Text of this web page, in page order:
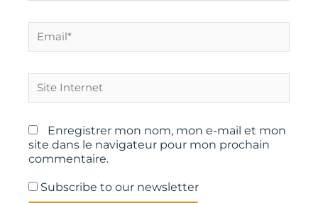
Internet
Enregistrer mon nom, mon e-mail et mon
site dans le navigateur pour mon prochain
commentaire.
Subscribe to our newsletter